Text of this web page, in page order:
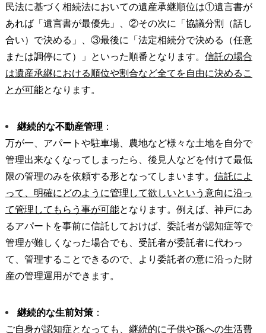
民法に基づく相続法においての遺産承継順位は①遺言書が
あれば「遺言書が最優先」、 ②その次に「協議分割（話し
合い）で決める」、 ③最後に「法定相続分で決める（任意
または調停にて）」といった順番となります。 信託の場合
は遺産承継における順位や割合など全てを自由に決めるこ
とが可能となります。
継続的な不動産管理 ：
万が一、アパートや駐車場、農地など様々な土地を自分で
管理出来なくなってしまったら、後見人などを付けて最低
限の管理のみを依頼する形となってしまいます。 信託によ
って、明確にどのように管理して欲しいという意向に沿っ
て管理してもらう事が可能となります。例えば、神戸にあ
るアパートを事前に信託しておけば、委託者が認知症等で
管理が難しくなった場合でも、受託者が委託者に代わっ
て、管理することできるので、より委託者の意に沿った財
産の管理運用ができます。
継続的な生前対策：
ご自身が認知症となっても、継続的に子供や孫への生活費